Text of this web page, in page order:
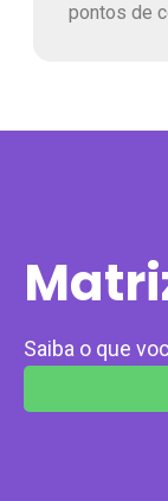
pontos de
Saiba o que